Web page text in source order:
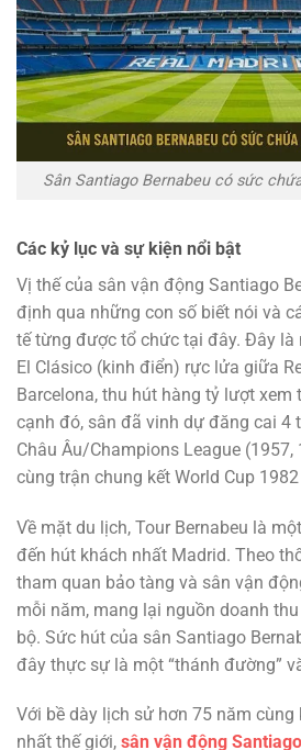
Sân Santiago Bernabeu có sức
Các kỷ lục và sự kiện nổi bật
Vị thế của sân vận động Santiago
định qua những con số biết nói và
tế từng được tổ chức tại đây. Đây là
El Clásico (kinh điển) rực lửa giữa
Barcelona, thu hút hàng tỷ lượt xem
cạnh đó, sân đã vinh dự đăng cai 4
Châu Âu/Champions League (1957,
cùng trận chung kết World Cup
Về mặt du lịch, Tour Bernabeu là
đến hút khách nhất Madrid. Theo
tham quan bảo tàng và sân vận
mỗi năm, mang lại nguồn doanh
bộ. Sức hút của sân Santiago
đây thực sự là một “thánh đường”
Với bề dày lịch sử hơn 75 năm
nhất thế giới, sân vận động